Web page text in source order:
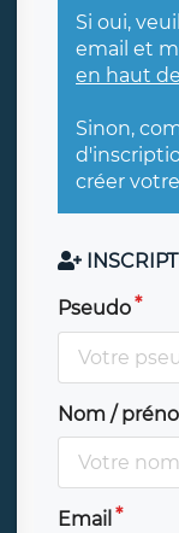
Si oui,
email et
en haut
Sinon,
créer
Pseudo
Nom /
Email